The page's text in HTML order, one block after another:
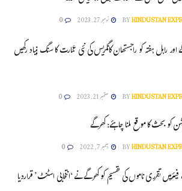
BYHINDUSTAN نومبر 27, 2023 0
راہل ہفتہ کو راجستھان کانگریس کی نئی عمارت کا سنگ بنیاد رکھیں
BYHINDUSTAN ستمبر 21, 2023 0
کو بحث کا موقع ملنا چاہئے: کھرگے
BYHINDUSTAN دسمبر 7, 2022 0
تقرری ناموں کی تقسیم کو کھرگے نے ‘انتخابی اسٹنٹ’ قراردیا